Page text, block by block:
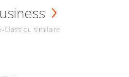
Class ou similaire